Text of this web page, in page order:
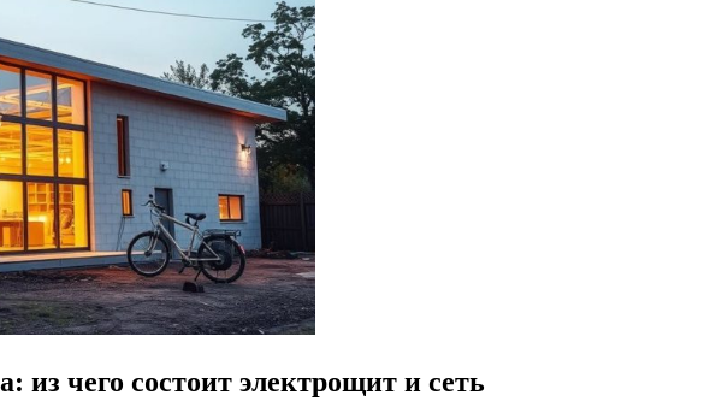
из чего состоит электрощит и сеть